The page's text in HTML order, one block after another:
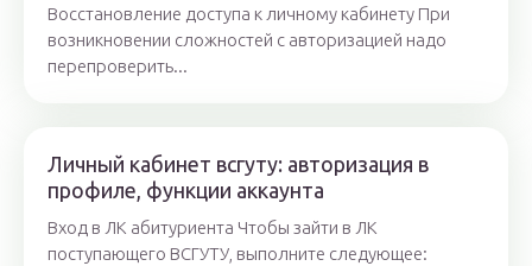
Восстановление доступа к личному кабинету При
возникновении сложностей с авторизацией надо
перепроверить...
Личный кабинет всгуту: авторизация в
профиле, функции аккаунта
Вход в ЛК абитуриента Чтобы зайти в ЛК
поступающего ВСГУТУ, выполните следующее: